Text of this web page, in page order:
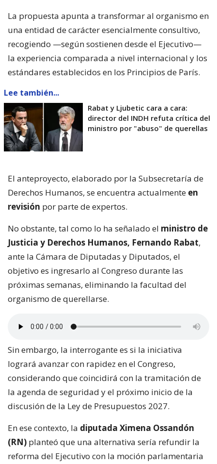
La propuesta apunta a transformar al organismo en
una entidad de carácter esencialmente consultivo,
recogiendo —según sostienen desde el Ejecutivo—
la experiencia comparada a nivel internacional y los
estándares establecidos en los Principios de París.
Lee también...
Rabat y Ljubetic cara a cara:
director del INDH refuta crítica del
ministro por "abuso" de querellas
El anteproyecto, elaborado por la Subsecretaría de
Derechos Humanos, se encuentra actualmente en
revisión por parte de expertos.
No obstante, tal como lo ha señalado el ministro de
Justicia y Derechos Humanos, Fernando Rabat,
ante la Cámara de Diputadas y Diputados, el
objetivo es ingresarlo al Congreso durante las
próximas semanas, eliminando la facultad del
organismo de querellarse.
Sin embargo, la interrogante es si la iniciativa
logrará avanzar con rapidez en el Congreso,
considerando que coincidirá con la tramitación de
la agenda de seguridad y el próximo inicio de la
discusión de la Ley de Presupuestos 2027.
En ese contexto, la diputada Ximena Ossandón
(RN) planteó que una alternativa sería refundir la
reforma del Ejecutivo con la moción parlamentaria